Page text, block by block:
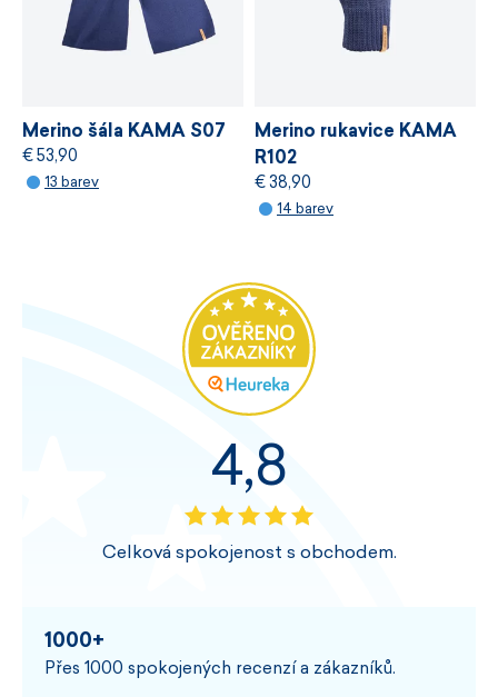
Merino šála KAMA S07
€ 53,90
13 barev
Merino rukavice KAMA
R102
€ 38,90
14 barev
4,8
Celková spokojenost s obchodem.
1000+
Přes 1000 spokojených recenzí a zákazníků.